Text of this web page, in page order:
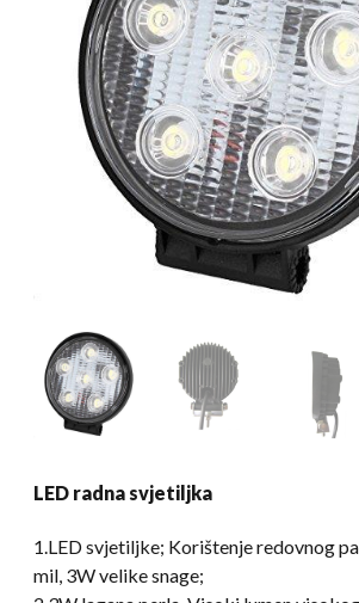
LED radna svjetiljka
1.LED svjetiljke; Korištenje redovnog
mil, 3W velike snage;